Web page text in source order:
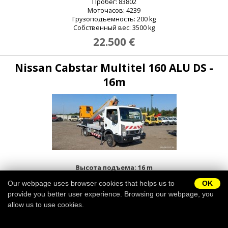
OK
Our webpage uses browser cookies that helps us to
provide you better user experience. Browsing our webpage, you
allow us to use cookies.
Пробег: 83802
Моточасов: 4239
Грузоподъемность: 200 kg
Собственный вес: 3500 kg
22.500 €
Nissan Cabstar Multitel 160 ALU DS -
16m
Высота подъема: 16 m
Пробег: 91738
Моточасов: 2893
Грузоподъемность: 200 kg